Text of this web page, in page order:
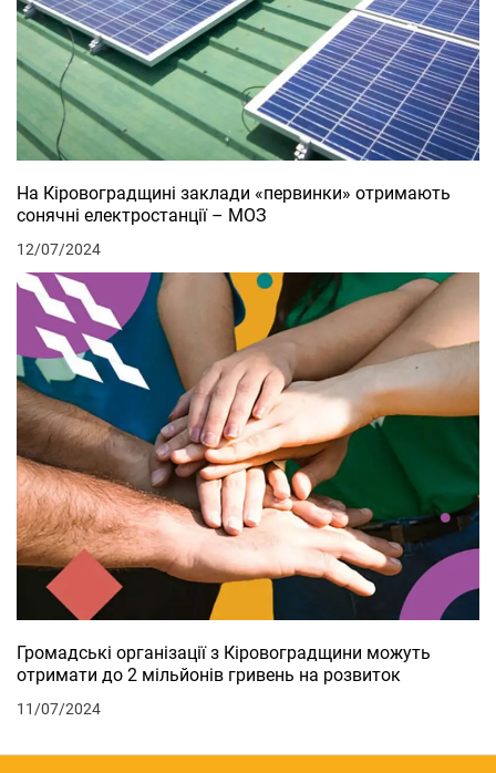
На Кіровоградщині заклади «первинки» отримають
сонячні електростанції – МОЗ
12/07/2024
Громадські організації з Кіровоградщини можуть
отримати до 2 мільйонів гривень на розвиток
11/07/2024